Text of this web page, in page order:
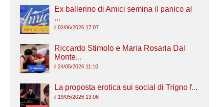
Ex ballerino di Amici semina il panico al
...
il 02/06/2026 17:07
Riccardo Stimolo e Maria Rosaria Dal
Monte...
il 24/05/2026 11:10
La proposta erotica sui social di Trigno f...
il 19/05/2026 13:06